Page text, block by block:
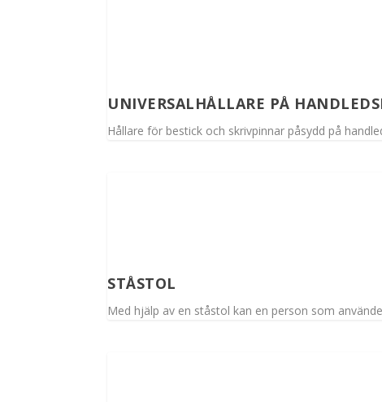
UNIVERSALHÅLLARE PÅ
Hållare för bestick och skrivpinnar påsydd på
STÅSTOL
Med hjälp av en ståstol kan en person som